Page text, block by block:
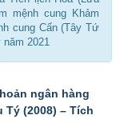
mệnh cung Khảm
cung Cấn (Tây Tứ
2021
ngân hàng
(2008) – Tích